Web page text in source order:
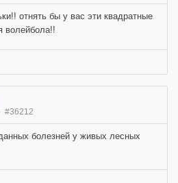
отнять бы у вас эти квадратные
волейбола!!
#36212
болезней у живых лесных